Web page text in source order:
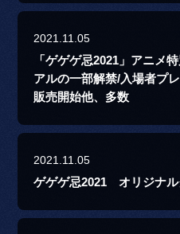
2021.11.05
「ゲゲゲ忌2021」アニメ
アルの一部解禁/入場者プ
販売開始他、多数
2021.11.05
ゲゲゲ忌2021 オリジナル